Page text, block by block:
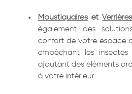
MoustiquairesetVerrières
également des
confort de votre espace
empêchant les
ajoutant des éléments
à votre intérieur.